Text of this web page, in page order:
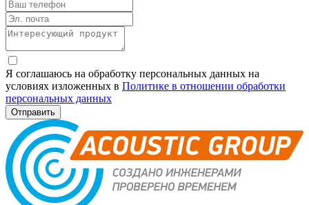
Я соглашаюсь на обработку персональных данных на
условиях изложенных в Политике в отношении обработки
персональных данных